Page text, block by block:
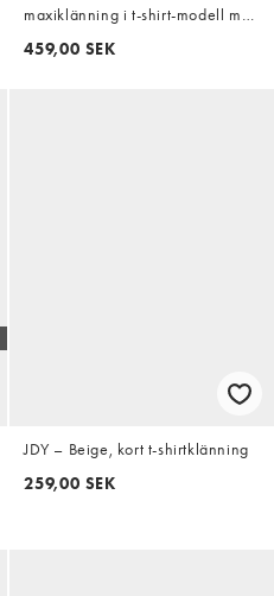
maxiklänning i t-shirt-modell med
knutar och slits
459,00 SEK
JDY – Beige, kort t-shirtklänning
259,00 SEK